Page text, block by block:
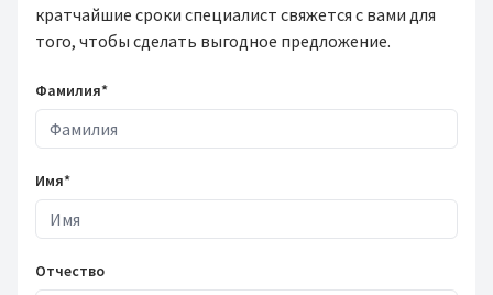
кратчайшие сроки специалист свяжется с вами для
того, чтобы сделать выгодное предложение.
Фамилия*
Имя*
Отчество